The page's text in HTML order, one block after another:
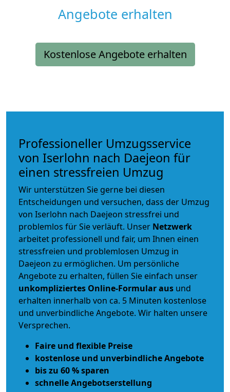
Angebote erhalten
Kostenlose Angebote erhalten
Professioneller Umzugsservice
von Iserlohn nach Daejeon für
einen stressfreien Umzug
Wir unterstützen Sie gerne bei diesen
Entscheidungen und versuchen, dass der Umzug
von Iserlohn nach Daejeon stressfrei und
problemlos für Sie verläuft. Unser Netzwerk
arbeitet professionell und fair, um Ihnen einen
stressfreien und problemlosen Umzug in
Daejeon zu ermöglichen. Um persönliche
Angebote zu erhalten, füllen Sie einfach unser
unkompliziertes Online-Formular aus und
erhalten innerhalb von ca. 5 Minuten kostenlose
und unverbindliche Angebote. Wir halten unsere
Versprechen.
Faire und flexible Preise
kostenlose und unverbindliche Angebote
bis zu 60 % sparen
schnelle Angebotserstellung